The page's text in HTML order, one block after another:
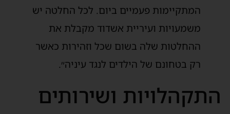
המתקיימות פעמיים ביום. לכל החלטה יש
משמעויות ועיריית אשדוד מקבלת את
ההחלטות שלה בשום שכל וזהירות כאשר
רק בטחונם של הילדים לנגד עיניה״.
התקהלויות ושירותים